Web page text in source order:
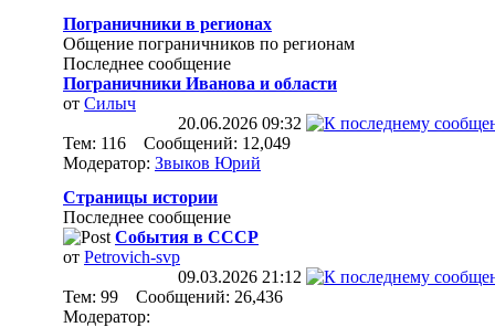
Пограничники в регионах
Общение пограничников по регионам
Последнее сообщение
Пограничники Иванова и области
от Силыч
20.06.2026 09:32
Тем: 116 Сообщений: 12,049
Модератор: Звыков Юрий
Страницы истории
Последнее сообщение
События в СССР
от Petrovich-svp
09.03.2026 21:12
Тем: 99 Сообщений: 26,436
Модератор: